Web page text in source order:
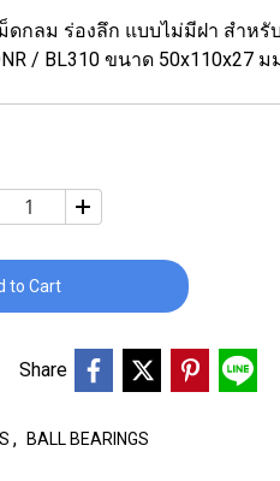
ดกลม ร่องลึก แบบไม่มีฝา สำห
/ BL310 ขนาด 50x110x27 ม
to Cart
Share
, BALL BEARINGS